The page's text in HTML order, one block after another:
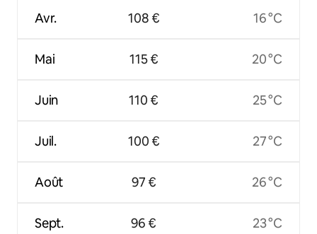
Avr.
Mai
Juin
Juil.
Août
Sept.
108 €
115 €
110 €
100 €
97 €
96 €
16 °C
20 °C
25 °C
27 °C
26 °C
23 °C